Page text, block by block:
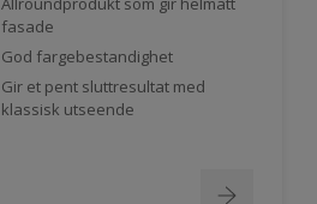
fasade
God fargebestandighet
Gir et pent sluttresultat med
klassisk utseende